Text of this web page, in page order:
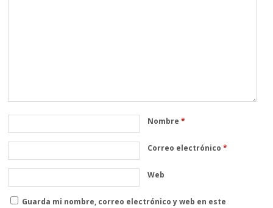
Nombre*
Correo electrónico*
Web
Guarda mi nombre, correo electrónico y web en este